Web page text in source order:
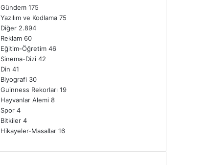
Gündem 175
Yazılım ve Kodlama 75
Diğer 2.894
Reklam 60
Eğitim-Öğretim 46
Sinema-Dizi 42
Din 41
Biyografi 30
Guinness Rekorları 19
Hayvanlar Alemi 8
Spor 4
Bitkiler 4
Hikayeler-Masallar 16